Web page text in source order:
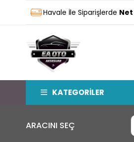
Havale İle SiparişlerdeNet %5
KATEGORİLER
ARACINI SEÇ